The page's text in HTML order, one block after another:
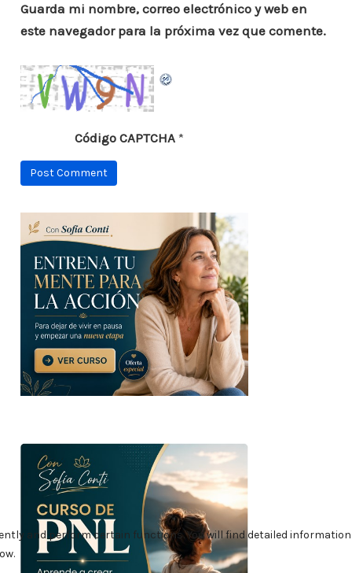
Guarda mi nombre, correo electrónico y web en
este navegador para la próxima vez que comente.
Código CAPTCHA*